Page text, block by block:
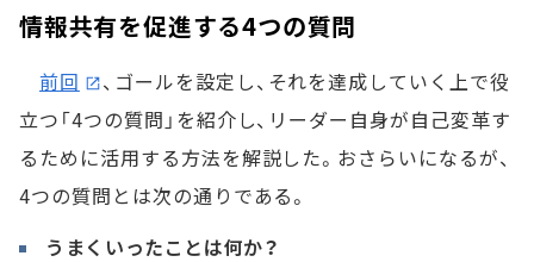
情報共有を促進する4つの質問
前回
、ゴールを設定し、それを達成していく上で役
立つ「4つの質問」を紹介し、リーダー自身が自己変革す
るために活用する方法を解説した。おさらいになるが、
4つの質問とは次の通りである。
うまくいったことは何か？